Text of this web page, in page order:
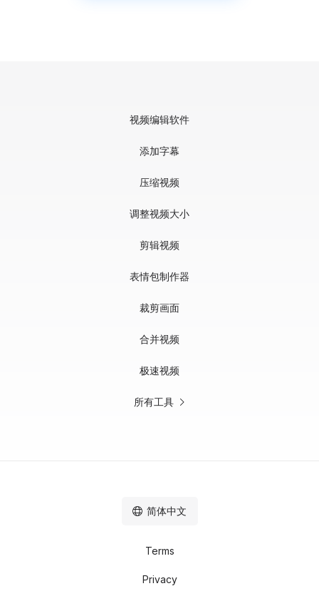
视频编辑软件
添加字幕
压缩视频
调整视频大小
剪辑视频
表情包制作器
裁剪画面
合并视频
极速视频
所有工具
Terms
Privacy
简体中文